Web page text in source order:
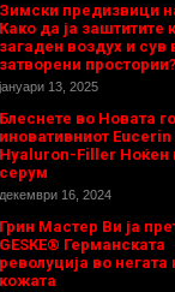
Зимски предизвици
Како да ја заштитите
загаден воздух и сув
затворени простории?
јануари 13, 2025
Блеснете во Новата
иновативниот Eucerin
Hyaluron-Filler Ноќен
серум
декември 16, 2024
Грин Мастер Ви ја
GESKE® Германската
револуција во негата
кожата